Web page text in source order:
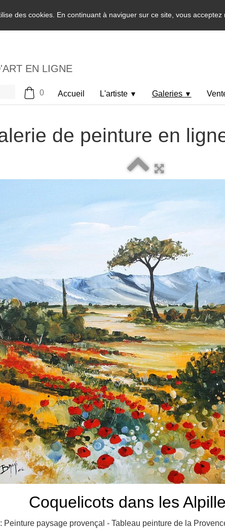
des cookies. En continuant à naviguer sur ce site, vous acceptez
EN LIGNE
0 Accueil L'artiste ▼ Galeries ▼
de peinture en
Coquelicots dans les
Peinture paysage provençal - Tableau peinture de la